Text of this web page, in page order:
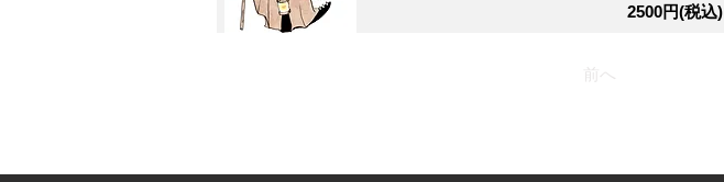
2500円(税込)
前へ